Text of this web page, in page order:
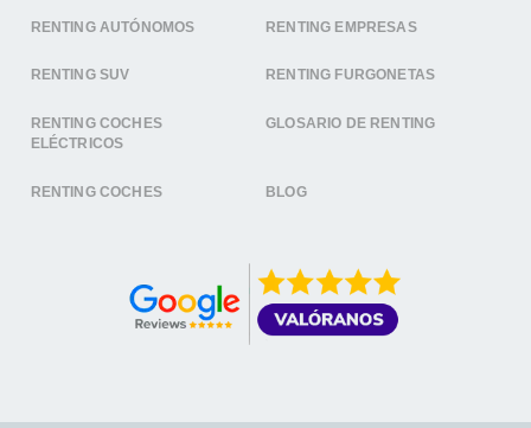
RENTING AUTÓNOMOS RENTING EMPRESAS
RENTING SUV RENTING FURGONETAS
RENTING COCHES
ELÉCTRICOS
GLOSARIO DE RENTING
RENTING COCHES BLOG